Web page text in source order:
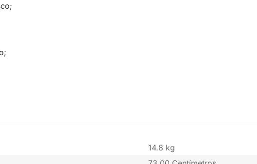
14.8 kg